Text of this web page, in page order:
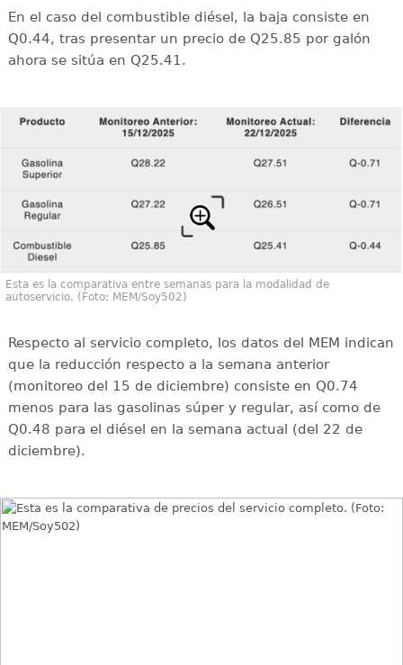
En el caso del combustible diésel, la baja consiste en
Q0.44, tras presentar un precio de Q25.85 por galón
ahora se sitúa en Q25.41.
Esta es la comparativa entre semanas para la modalidad de
autoservicio. (Foto: MEM/Soy502)
Respecto al servicio completo, los datos del MEM indican
que la reducción respecto a la semana anterior
(monitoreo del 15 de diciembre) consiste en Q0.74
menos para las gasolinas súper y regular, así como de
Q0.48 para el diésel en la semana actual (del 22 de
diciembre).